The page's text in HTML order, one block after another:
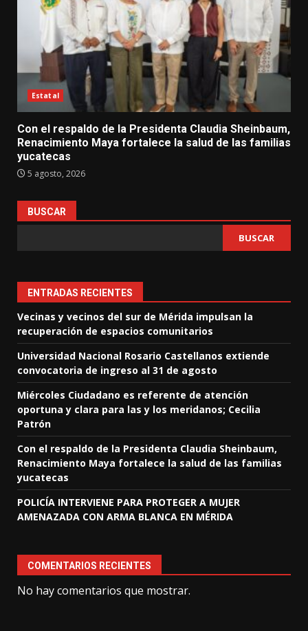
Estatal
Con el respaldo de la Presidenta Claudia Sheinbaum,
Renacimiento Maya fortalece la salud de las familias
yucatecas
5 agosto, 2026
BUSCAR
BUSCAR
ENTRADAS RECIENTES
Vecinas y vecinos del sur de Mérida impulsan la
recuperación de espacios comunitarios
Universidad Nacional Rosario Castellanos extiende
convocatoria de ingreso al 31 de agosto
Miércoles Ciudadano es referente de atención
oportuna y clara para las y los meridanos; Cecilia
Patrón
Con el respaldo de la Presidenta Claudia Sheinbaum,
Renacimiento Maya fortalece la salud de las familias
yucatecas
POLICÍA INTERVIENE PARA PROTEGER A MUJER
AMENAZADA CON ARMA BLANCA EN MÉRIDA
COMENTARIOS RECIENTES
No hay comentarios que mostrar.